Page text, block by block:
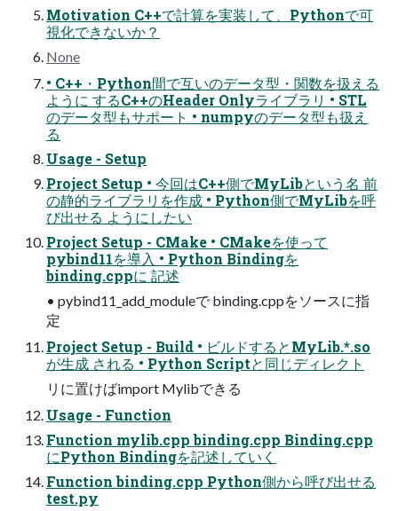
Motivation C++で計算を実装して、Pythonで可
視化できないか？
None
• C++・Python間で互いのデータ型・関数を扱える
ように するC++のHeader Onlyライブラリ • STL
のデータ型もサポート • numpyのデータ型も扱え
る
Usage - Setup
Project Setup • 今回はC++側でMyLibという名 前
の静的ライブラリを作成 • Python側でMyLibを呼
び出せる ようにしたい
Project Setup - CMake • CMakeを使って
pybind11を導入 • Python Bindingを
binding.cppに 記述
• pybind11_add_moduleで binding.cppをソースに指
定
Project Setup - Build • ビルドするとMyLib.*.so
が生成 される • Python Scriptと同じディレクト
リに置けばimport Mylibできる
Usage - Function
Function mylib.cpp binding.cpp Binding.cpp
にPython Bindingを記述していく
Function binding.cpp Python側から呼び出せる
test.py